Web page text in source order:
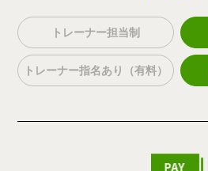
トレーナー担当制
トレーナー指名あり（有料）